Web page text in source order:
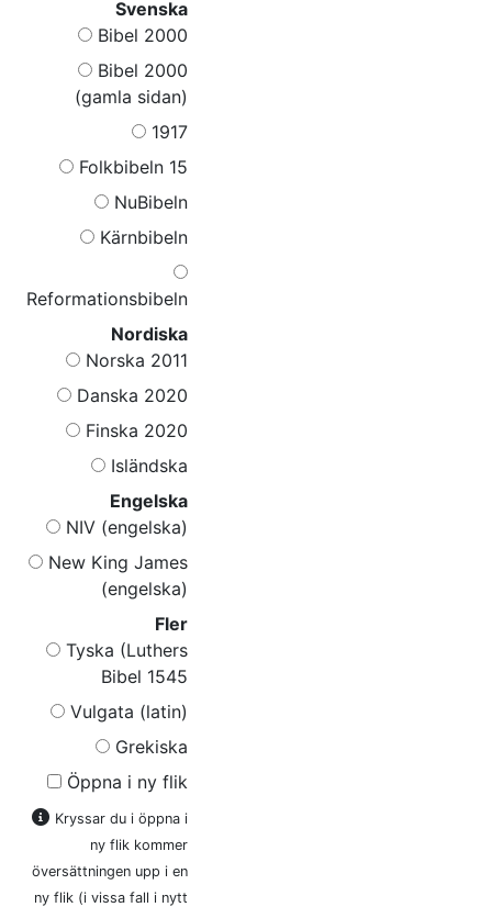
Svenska
Bibel 2000
Bibel 2000
(gamla sidan)
1917
Folkbibeln 15
NuBibeln
Kärnbibeln
Reformationsbibeln
Nordiska
Norska 2011
Danska 2020
Finska 2020
Isländska
Engelska
NIV (engelska)
New King James
(engelska)
Fler
Tyska (Luthers
Bibel 1545
Vulgata (latin)
Grekiska
Öppna i ny flik
Kryssar du i öppna i
ny flik kommer
översättningen upp i en
ny flik (i vissa fall i nytt